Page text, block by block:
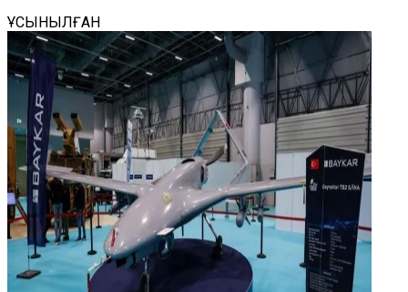
ҰСЫНЫЛҒАН